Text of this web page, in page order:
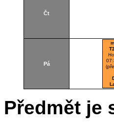
Čt
Pá
Předmět je